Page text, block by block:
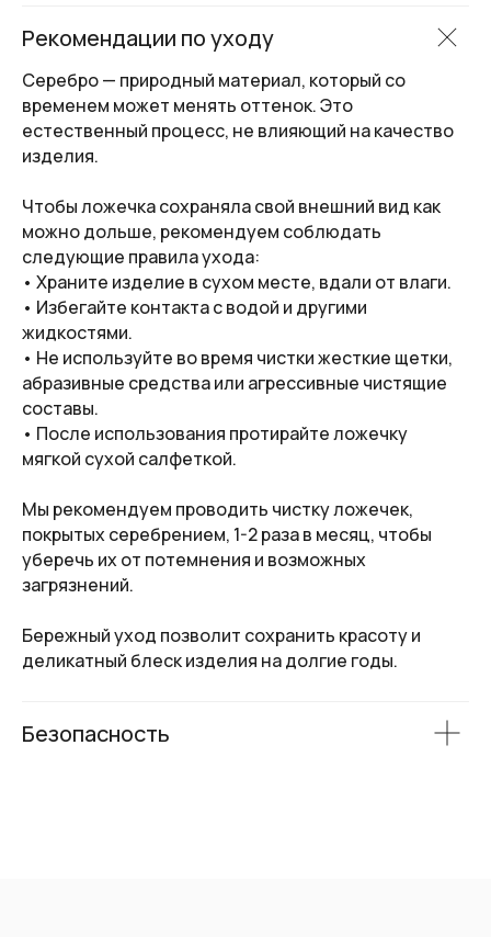
Рекомендации по уходу
Серебро — природный материал, который со
временем может менять оттенок. Это
естественный процесс, не влияющий на качество
изделия.
Чтобы ложечка сохраняла свой внешний вид как
можно дольше, рекомендуем соблюдать
следующие правила ухода:
• Храните изделие в сухом месте, вдали от влаги.
• Избегайте контакта с водой и другими
жидкостями.
• Не используйте во время чистки жесткие щетки,
абразивные средства или агрессивные чистящие
составы.
• После использования протирайте ложечку
мягкой сухой салфеткой.
Мы рекомендуем проводить чистку ложечек,
покрытых серебрением, 1-2 раза в месяц, чтобы
уберечь их от потемнения и возможных
загрязнений.
Бережный уход позволит сохранить красоту и
деликатный блеск изделия на долгие годы.
Безопасность